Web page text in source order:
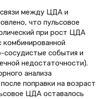
связи между ЦДА и
что пульсовое
при рост ЦДА
комбинированной
сосудистые события и
недостаточности).
анализа
поправки на возраст
ЦДА оставалось